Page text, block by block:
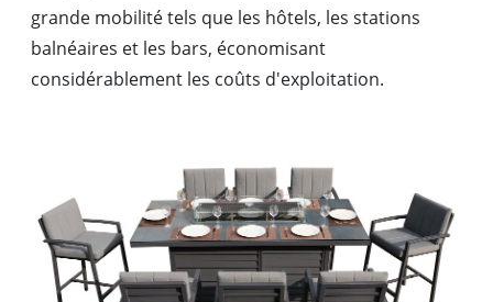
grande mobilité tels que les hôtels, les stations
balnéaires et les bars, économisant
considérablement les coûts d'exploitation.